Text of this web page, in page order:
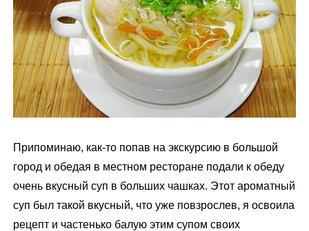
Припоминаю, как-то попав на экскурсию в большой
город и обедая в местном ресторане подали к обеду
очень вкусный суп в больших чашках. Этот ароматный
суп был такой вкусный, что уже повзрослев, я освоила
рецепт и частенько балую этим супом своих